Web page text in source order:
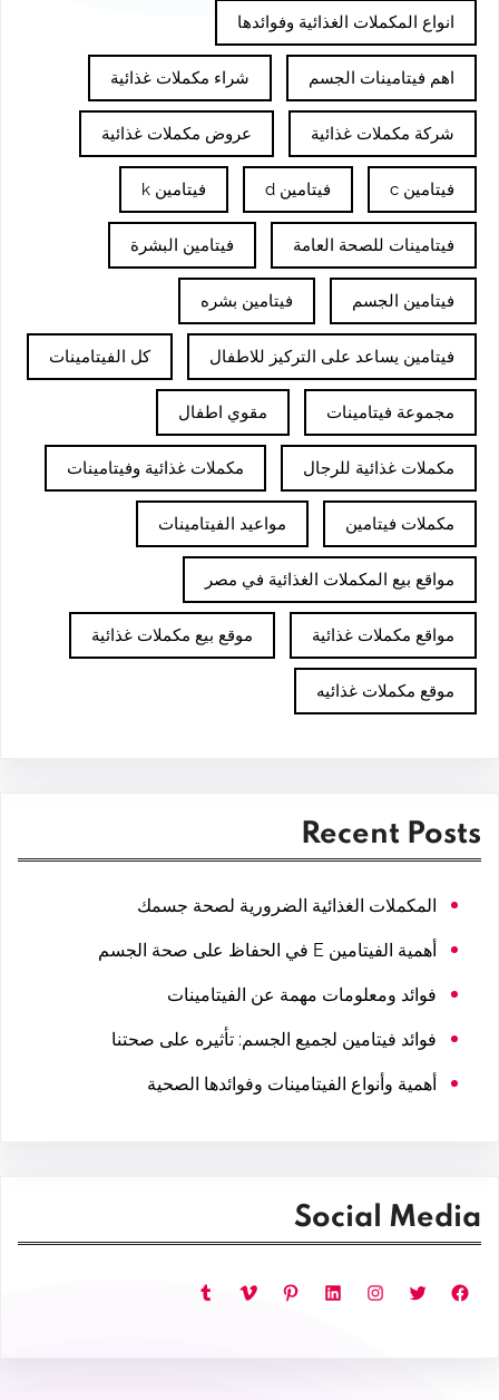
انواع المكملات الغذائية وفوائدها
اهم فيتامينات الجسم شراء مكملات غذائية
شركة مكملات غذائية عروض مكملات غذائية
فيتامين c فيتامين d فيتامين k
فيتامينات للصحة العامة فيتامين البشرة
فيتامين الجسم فيتامين بشره
فيتامين يساعد على التركيز للاطفال كل الفيتامينات
مجموعة فيتامينات مقوي اطفال
مكملات غذائية للرجال مكملات غذائية وفيتامينات
مكملات فيتامين مواعيد الفيتامينات
مواقع بيع المكملات الغذائية في مصر
مواقع مكملات غذائية موقع بيع مكملات غذائية
موقع مكملات غذائيه
Recent Posts
المكملات الغذائية الضرورية لصحة جسمك
أهمية الفيتامين E في الحفاظ على صحة الجسم
فوائد ومعلومات مهمة عن الفيتامينات
فوائد فيتامين لجميع الجسم: تأثيره على صحتنا
أهمية وأنواع الفيتامينات وفوائدها الصحية
Social Media
فيسبوك تويتر إنستجرام لينكد إن بينتريست فيميو تمبلر